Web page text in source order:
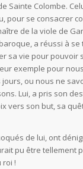
Sainte Colombe.
pour se consacrer
de la viole de
a réussi à
sa vie pour pouvoir
exemple pour
ou nous ne
Lui, a pris son
vers son but, sa
de lui, ont
pu être tellement
roi !